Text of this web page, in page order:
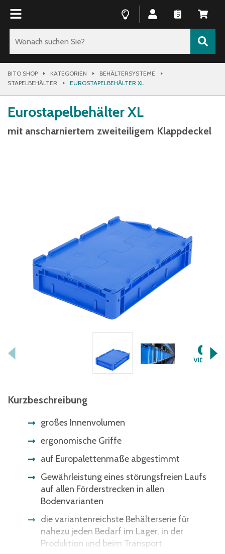
BITO SHOP KATEGORIEN
BEHÄLTERSYSTEME
STAPELBEHÄLTER
EUROSTAPELBEHÄLTER XL
Eurostapelbehälter XL
mit anscharniertem zweiteiligem Klappdeckel
Kurzbeschreibung
großes Innenvolumen
ergonomische Griffe
auf Europalettenmaße abgestimmt
Gewährleistung eines störungsfreien Laufs
auf allen Förderstrecken in allen
Bodenvarianten
die variantenreichste Behälterserie für
nahezu jeden Bedarf im Lager, in der
Produktion und beim Transport